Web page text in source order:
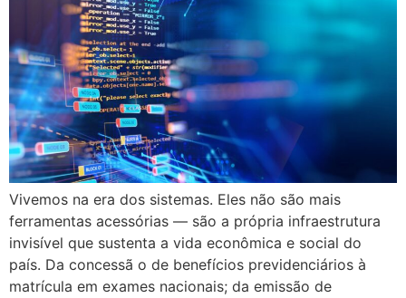
Vivemos na era dos sistemas. Eles não são mais
ferramentas acessórias — são a própria infraestrutura
invisível que sustenta a vida econômica e social do
país. Da concessã o de benefícios previdenciários à
matrícula em exames nacionais; da emissão de